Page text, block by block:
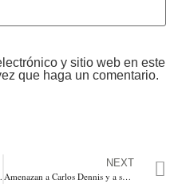
y sitio web en este
que haga un comentario.
trabajando desde la Clínica
NEXT
Amenazan a Carlos Dennis y a su familia para que desista de su aspiración a la Gobernación del Atlántico por el Partido Colombia Justa Libres